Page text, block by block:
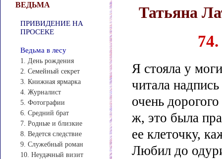
ВЕДЬМА
ПРИВИДЕНИЕ НА
ПРОСЕКЕ
Ведьма в лесу
1. День рождения
2. Семейный секрет
3. Книжная ярмарка
4. Журналист
5. Фотографии
6. Средний брат
7. Родные и близкие
8. Ведется следствие
9. Служебный роман
10. Неудачный визит
Татьяна
Я стояла у
читала
очень
ж, это была
ее клеточку,
Любил до